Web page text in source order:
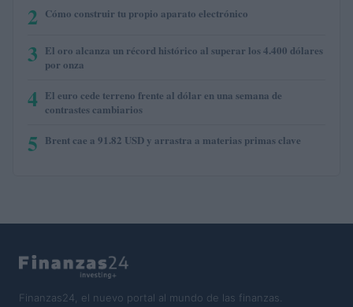
2 Cómo construir tu propio aparato electrónico
3 El oro alcanza un récord histórico al superar los 4.400 dólares
por onza
4 El euro cede terreno frente al dólar en una semana de
contrastes cambiarios
5 Brent cae a 91.82 USD y arrastra a materias primas clave
Finanzas24, el nuevo portal al mundo de las finanzas.